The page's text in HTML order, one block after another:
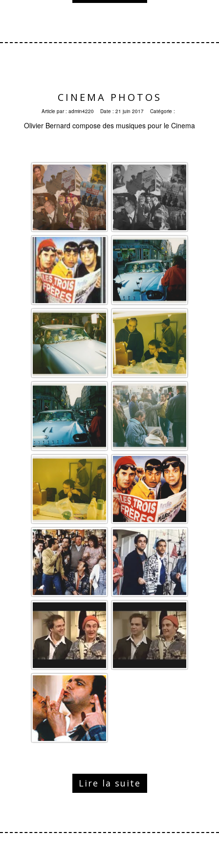
CINEMA PHOTOS
Article par : admin4220 Date : 21 juin 2017 Catégorie :
Olivier Bernard compose des musiques pour le Cinema
Lire la suite